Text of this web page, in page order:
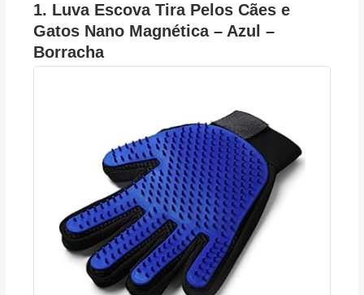
1. Luva Escova Tira Pelos Cães e
Gatos Nano Magnética – Azul –
Borracha